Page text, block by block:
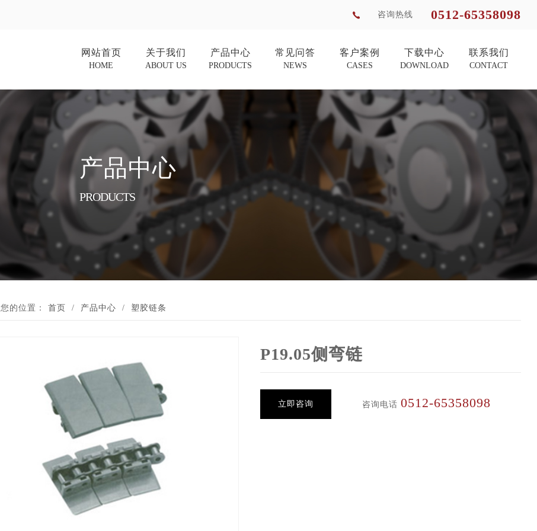
咨询热线 0512-65358098
网站首页
HOME
关于我们
ABOUT US
产品中心
PRODUCTS
常见问答
NEWS
客户案例
CASES
下载中心
DOWNLOAD
联系我们
CONTACT
产品中心
PRODUCTS
您的位置：首页 / 产品中心 / 塑胶链条
P19.05侧弯链
立即咨询 咨询电话 0512-65358098